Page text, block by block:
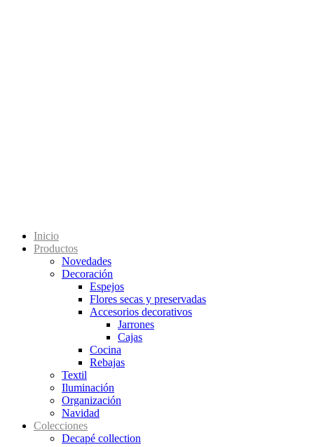
Inicio
Productos
Novedades
Decoración
Espejos
Flores secas y preservadas
Accesorios decorativos
Jarrones
Cajas
Cocina
Rebajas
Textil
Iluminación
Organización
Navidad
Colecciones
Decapé collection